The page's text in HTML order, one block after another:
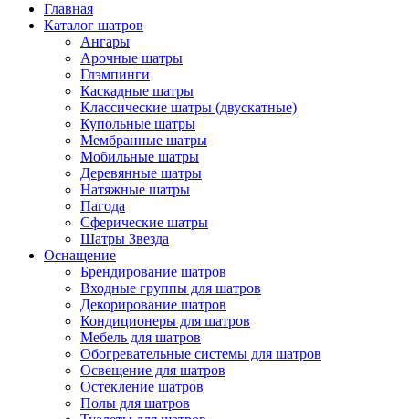
Главная
Каталог шатров
Ангары
Арочные шатры
Глэмпинги
Каскадные шатры
Классические шатры (двускатные)
Купольные шатры
Мембранные шатры
Мобильные шатры
Деревянные шатры
Натяжные шатры
Пагода
Сферические шатры
Шатры Звезда
Оснащение
Брендирование шатров
Входные группы для шатров
Декорирование шатров
Кондиционеры для шатров
Мебель для шатров
Обогревательные системы для шатров
Освещение для шатров
Остекление шатров
Полы для шатров